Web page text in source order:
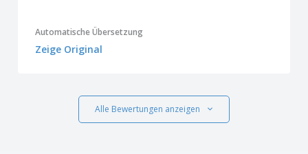
Automatische Übersetzung
Zeige Original
Alle Bewertungen anzeigen